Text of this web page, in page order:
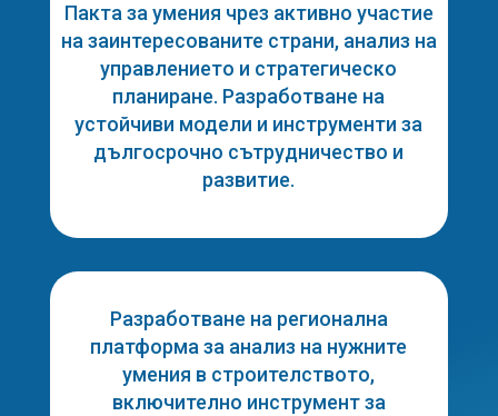
Пакта за умения чрез активно участие
на заинтересованите страни, анализ на
управлението и стратегическо
планиране. Разработване на
устойчиви модели и инструменти за
дългосрочно сътрудничество и
развитие.
Разработване на регионална
платформа за анализ на нужните
умения в строителството,
включително инструмент за